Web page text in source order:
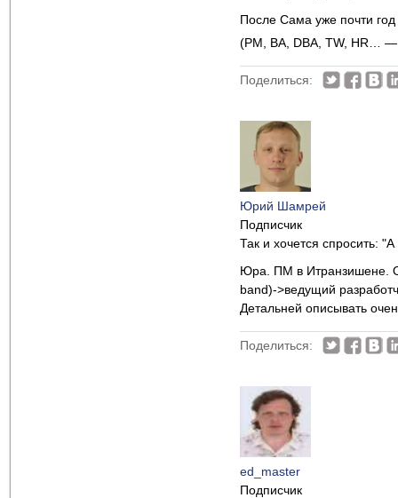
После Cама уже почти
(PM, BA, DBA, TW, HR…
Поделиться:
Юрий Шамрей
Подписчик
Так и хочется спросить:
Юра. ПМ в Итранзишене.
band)->ведущий
Детальней описывать
Поделиться:
ed_master
Подписчик